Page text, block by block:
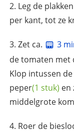
Leg de plakken
per kant, tot ze
Zet ca. 3
de tomaten met
Klop intussen de
peper(1 stuk) en
middelgrote
Roer de